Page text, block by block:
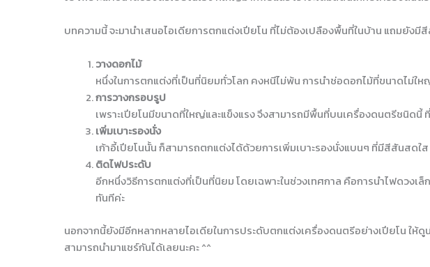
บทความนี้ จะมานำเสนอไอเดียการตกแต่งเปียโน ที่ไม่ต้องเปลืองพื้นที่ในบ้าน แถมยังมี
วางดอกไม้
หนึ่งในการตกแต่งที่เป็นที่นิยมทั่วโลก คงหนีไม่พ้น การนำช่อดอกไม้ที่ขนาดไม่ใ
การวางกรอบรูป
เพราะเปียโนมีขนาดที่ใหญ่และแข็งแรง จึงสามารถมีพื้นที่บนเครื่องดนตรีชนิด
เพิ่มเบาะรองนั่ง
เก้าอี้เปียโนนั้น ก็สามารถตกแต่งได้ด้วยการเพิ่มเบาะรองนั่งแบนๆ ที่มีสีสันสดใ
ติดไฟประดับ
อีกหนึ่งวิธีการตกแต่งที่เป็นที่นิยม โดยเฉพาะในช่วงเทศกาล คือการนำไฟดวงเ
ทันทีค่ะ
นอกจากนี้ยังมีอีกหลากหลายไอเดียในการประดับตกแต่งเครื่องดนตรีอย่างเปียโน ให้
สามารถนำมาแชร์กันได้เลยนะคะ ^^